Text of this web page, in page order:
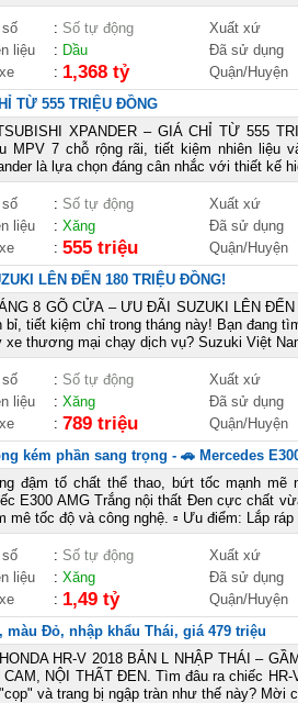
số : Số tự động Xuất xứ
liệu
: Dầu Đã sử dụng
: 1,368 tỷ Quận/Huyện
TỪ 555 TRIỆU ĐỒNG
XPANDER – GIÁ CHỈ TỪ 555
MPV 7 chỗ rộng rãi, tiết kiệm nhiên liệu
là lựa chọn đáng cân nhắc với thiết kế
số : Số tự động Xuất xứ
liệu
: Xăng Đã sử dụng
: 555 triệu Quận/Huyện
LÊN ĐẾN 180 TRIỆU ĐỒNG!
8 GÕ CỬA – ƯU ĐÃI SUZUKI LÊN
bỉ, tiết kiệm chỉ trong tháng này! Bạn đang
xe thương mại chạy dịch vụ? Suzuki Việt
số : Số tự động Xuất xứ
liệu
: Xăng Đã sử dụng
: 789 triệu Quận/Huyện
kém phần sang trọng - 🚗 Mercedes
đậm tố chất thể thao, bứt tốc mạnh mẽ
E300 AMG Trắng nội thất Đen cực chất
mê tốc độ và công nghệ. ▫ Ưu điểm: Lắp
số : Số tự động Xuất xứ
liệu
: Xăng Đã sử dụng
: 1,49 tỷ Quận/Huyện
màu Đỏ, nhập khẩu Thái, giá 479 triệu
HR-V 2018 BẢN L NHẬP THÁI –
CAM, NỘI THẤT ĐEN. Tìm đâu ra chiếc
và trang bị ngập tràn như thế này? Mời